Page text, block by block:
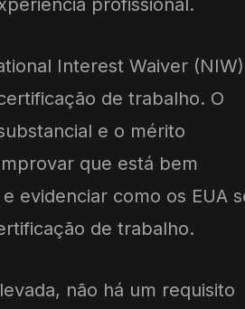
profissional.
Interest Waiver
de trabalho. O
e o mérito
que está bem
evidenciar como os EUA
de trabalho.
não há um requisito